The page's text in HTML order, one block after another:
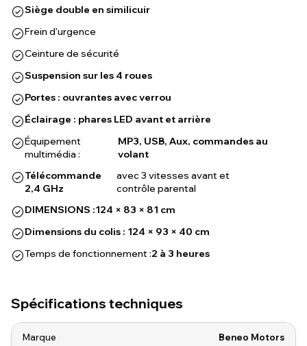
Siège double en similicuir
Frein d'urgence
Ceinture de sécurité
Suspension sur les 4 roues
Portes : ouvrantes avec verrou
Éclairage : phares LED avant et arrière
Équipement
multimédia :
MP3, USB, Aux, commandes au
volant
Télécommande
2,4 GHz
avec 3 vitesses avant et
contrôle parental
DIMENSIONS :124 × 83 × 81 cm
Dimensions du colis : 124 × 93 × 40 cm
Temps de fonctionnement :2 à 3 heures
Spécifications techniques
Marque Beneo Motors